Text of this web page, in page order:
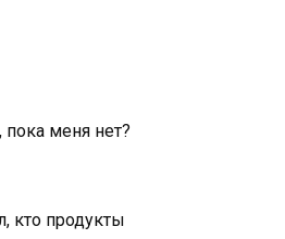
меня нет?
кто продукты